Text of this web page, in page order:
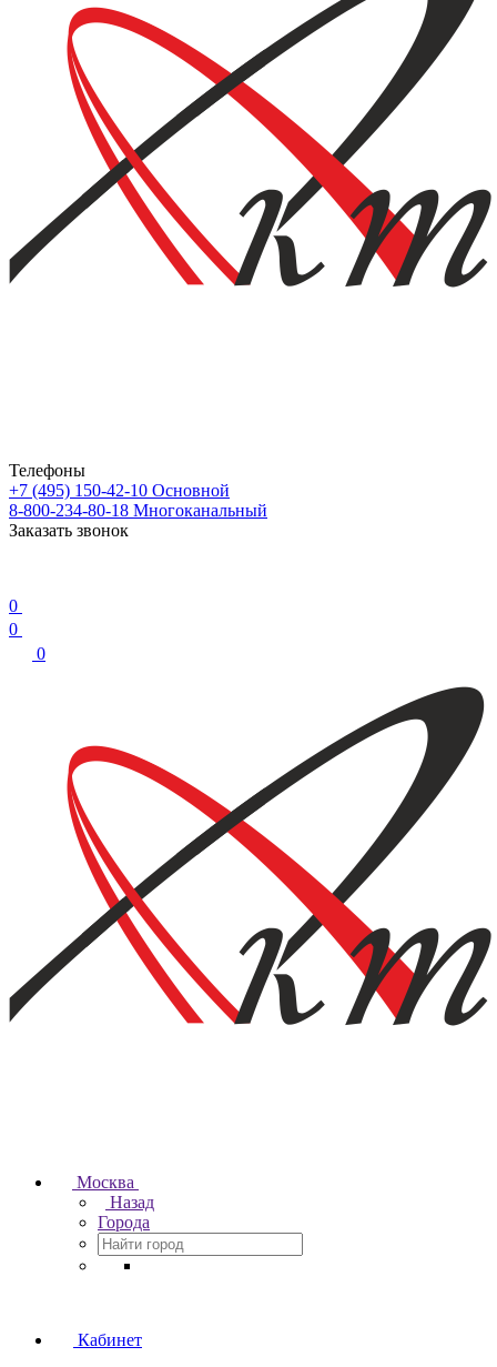
Телефоны
+7 (495) 150-42-10 Основной
8-800-234-80-18 Многоканальный
Заказать звонок
0
0
0
Москва
Назад
Города
Кабинет